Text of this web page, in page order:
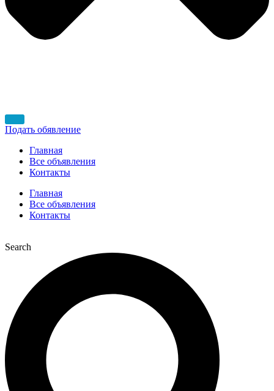
Подать обявление
Главная
Все объявления
Контакты
Главная
Все объявления
Контакты
Search